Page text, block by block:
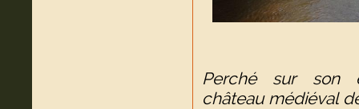
Perché sur son
château médiéval